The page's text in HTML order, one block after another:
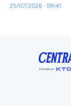
25/07/2026 · 19h41